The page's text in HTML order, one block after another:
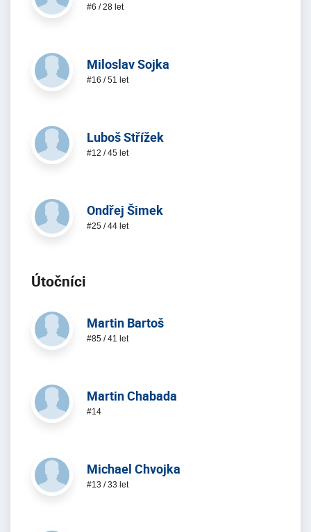
#6 / 28 let
Miloslav Sojka
#16 / 51 let
Luboš Střížek
#12 / 45 let
Ondřej Šimek
#25 / 44 let
Útoční­ci
Martin Bartoš
#85 / 41 let
Martin Chabada
#14
Michael Chvojka
#13 / 33 let